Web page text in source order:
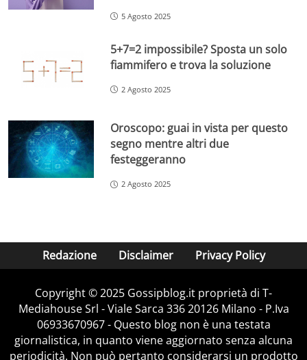
5 Agosto 2025
5+7=2 impossibile? Sposta un solo
fiammifero e trova la soluzione
2 Agosto 2025
Oroscopo: guai in vista per questo
segno mentre altri due
festeggeranno
2 Agosto 2025
Redazione Disclaimer Privacy Policy
Copyright © 2025 Gossipblog.it proprietà di T-
Mediahouse Srl - Viale Sarca 336 20126 Milano - P.Iva
06933670967 - Questo blog non è una testata
giornalistica, in quanto viene aggiornato senza alcuna
periodicità. Non può pertanto considerarsi un prodotto